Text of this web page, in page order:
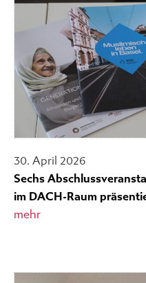
30. April 2026
Sechs
im DACH-Raum
mehr